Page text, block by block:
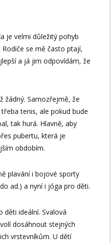
je velmi důležitý pohyb
se mě často ptají,
a já jim odpovídám, že
žádný. Samozřejmě, že
tenis, ale pokud bude
tak hurá. Hlavně, aby
pubertu, která je
obdobím.
plavání i bojové sporty
ad.) a nyní i jóga pro děti.
děti ideální. Svalová
dosáhnout stejných
vrstevníkům. U dětí